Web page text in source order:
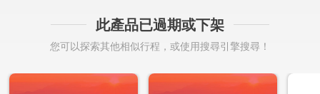
此產品已過期或下架
您可以探索其他相似行程，或使用搜尋引擎搜尋！